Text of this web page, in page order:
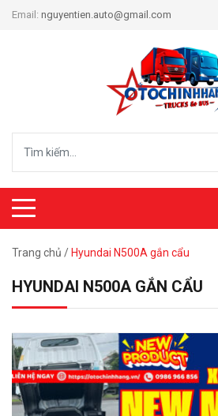
Email: nguyentien.auto@gmail.com
Trang chủ / Hyundai N500A gắn cẩu
HYUNDAI N500A GẮN CẨU